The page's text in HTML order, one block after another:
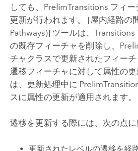
しても、PrelimTransitions フィ
更新が行われます。 [屋内経路の
Pathways)] ツールは、Transitions
の既存フィーチャを削除し、
チャクラスで更新されたフィーチ
遷移フィーチャに対して属性の
は、更新処理中に
スに属性の更新が適用されます。
遷移を更新する際には、次の点に
更新されたレベルの遷移を経